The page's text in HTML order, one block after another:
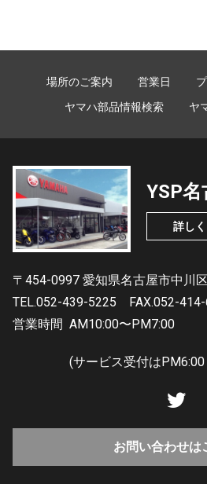
場所のご案内 営業日
ヤマハ部品情報検索
ヤ
YSP
詳し
〒454-0997 愛知県名古屋市中川
TEL.052-439-5225
FAX.052-
営業時間 AM10:00〜PM7:00
(サービス受付は
お問い合わせは